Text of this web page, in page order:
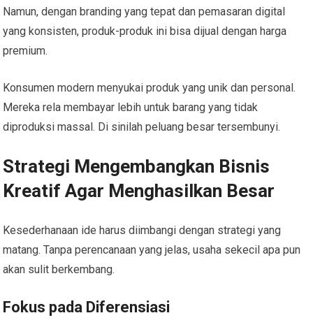
Namun, dengan branding yang tepat dan pemasaran digital
yang konsisten, produk-produk ini bisa dijual dengan harga
premium.
Konsumen modern menyukai produk yang unik dan personal.
Mereka rela membayar lebih untuk barang yang tidak
diproduksi massal. Di sinilah peluang besar tersembunyi.
Strategi Mengembangkan Bisnis
Kreatif Agar Menghasilkan Besar
Kesederhanaan ide harus diimbangi dengan strategi yang
matang. Tanpa perencanaan yang jelas, usaha sekecil apa pun
akan sulit berkembang.
Fokus pada Diferensiasi